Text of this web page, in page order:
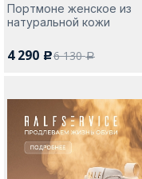
Портмоне женское из
натуральной кожи
4 290 c6 130a